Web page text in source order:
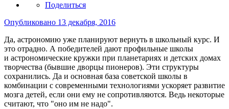
Поделиться
Опубликовано 13 декабря, 2016
Да, астрономию уже планируют вернуть в школьный курс. И
это отрадно. А победителей дают профильные школы
и астрономические кружки при планетариях и детских домах
творчества (бывшие дворцы пионеров). Эти структуры
сохранились. Да и основная база советской школы в
комбинации с современными технологиями ускоряет развитие
мозга детей, если они ему не сопротивляются. Ведь некоторые
считают, что "оно им не надо".